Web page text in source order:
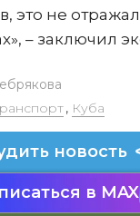
это не
– заключил
, Куба
новость
в MAX